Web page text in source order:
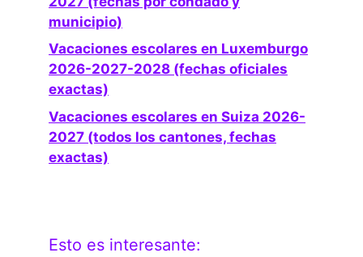
municipio)
Vacaciones escolares en Luxemburgo
2026-2027-2028 (fechas oficiales
exactas)
Vacaciones escolares en Suiza 2026-
2027 (todos los cantones, fechas
exactas)
Esto es interesante: